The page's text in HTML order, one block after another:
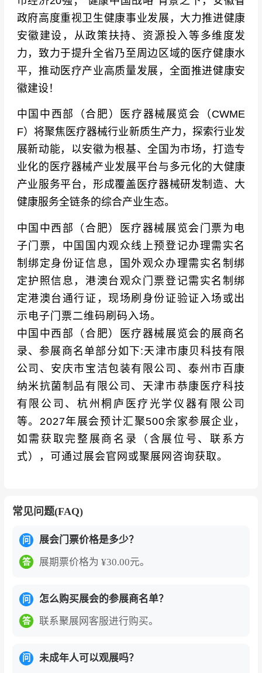
政府高度重视卫生健康事业发展，大力推进健康
安徽建设，从政策扶持、资源投入等多维度发
力，致力于提升全省乃至周边区域的医疗健康水
平，推动医疗产业高质量发展，全面推进健康安
徽建设！
中国中西部（合肥）医疗器械展览会（CWME
F）将聚焦医疗器械行业新质生产力，探索行业发
展新动能，以安徽为根基、全国为市场，打造专
业化的医疗器械产业发展平台与多元化的大健康
产业服务平台，形成覆盖医疗器械研发制造、大
健康服务全链条的综合产业生态。
中国中西部（合肥）医疗器械展览会门票为电
子门票，中国国内观众线上预登记办理需实名
制绑定身份证信息，国外观众办理需实名制绑
定护照信息，港澳台观众门票登记需实名制绑
定港澳台通行证，现场刷身份证验证入场或出
示电子门票二维码刷码入场。
中国中西部（合肥）医疗器械展览会的展商名
录、参展商名单部分如下:天津市康贝科技有限
公司、安庆市宝洁包装有限公司、泰州市百康
纳米抗菌制品有限公司、天津市恭康医疗科技
有限公司、杭州桐庐医疗光学仪器有限公司
等。2027年展会预计汇聚500余家参展企业，
如需获取完整展商名录（含展位号、联系方
式），可通过展会官网或聚展网咨询获取。
常见问题(FAQ)
问 展会门票价格是多少？
答 展期票价格为 ¥30.00元。
问 怎么购买展会的参展商名单？
答 联系聚展网客服进行购买。
问 未成年人可以观展吗？